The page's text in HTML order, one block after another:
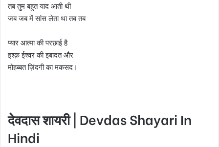
तब तुम बहुत याद आती थी
जब जब में सांस लेता था तब तब
प्यार आत्मा की परछाई है
इश्क़ ईश्वर की इबादत और
मोहब्बत ज़िंदगी का मकसद।
देवदास शायरी | Devdas Shayari In
Hindi